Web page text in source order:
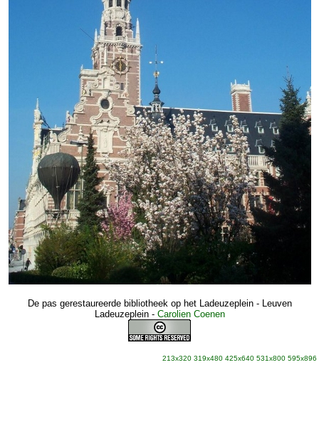
De pas gerestaureerde bibliotheek op het Ladeuzeplein - Leuven
Ladeuzeplein- Carolien Coenen
213x320 319x480 425x640 531x800 595x896